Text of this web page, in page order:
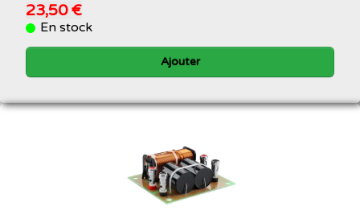
23,50 €
En stock
Ajouter